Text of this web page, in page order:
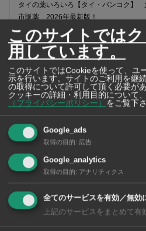
タイの薬いろいろ【タイ・バンコク】
市販薬 2026年最新版！
2026年版 タイの鉄道事情 電車でGO！
このサイトでは
用しています。
このサイトではCookieを使って、ユ
示を行います。サイトのご利用を継
の取得について許可して頂く必要があ
クッキーの詳細・利用目的について
（プライバシーポリシー）
をご覧下さ
Google_ads
取得の目的: 広告
Google_analytics
取得の目的: アナリティクス
全てのサービスを有効／無効
上記のサービスをまとめて有